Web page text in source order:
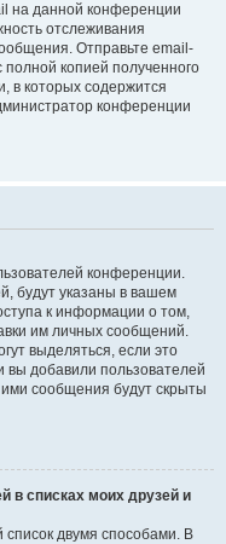
на данной конференции
отслеживания
Отправьте email-
копией полученного
в которых содержится
конференции
конференции.
будут указаны в вашем
к информации о том,
им личных сообщений.
выделяться, если это
добавили пользователей
сообщения будут скрыты
в списках моих друзей и
список двумя способами. В